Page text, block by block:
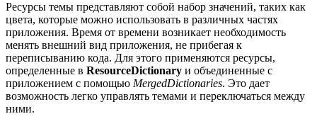
Ресурсы темы представляют собой набор значений, таких как
цвета, которые можно использовать в различных частях
приложения. Время от времени возникает необходимость
менять внешний вид приложения, не прибегая к
переписыванию кода. Для этого применяются ресурсы,
определенные в ResourceDictionary и объединенные с
приложением с помощью MergedDictionaries. Это дает
возможность легко управлять темами и переключаться между
ними.